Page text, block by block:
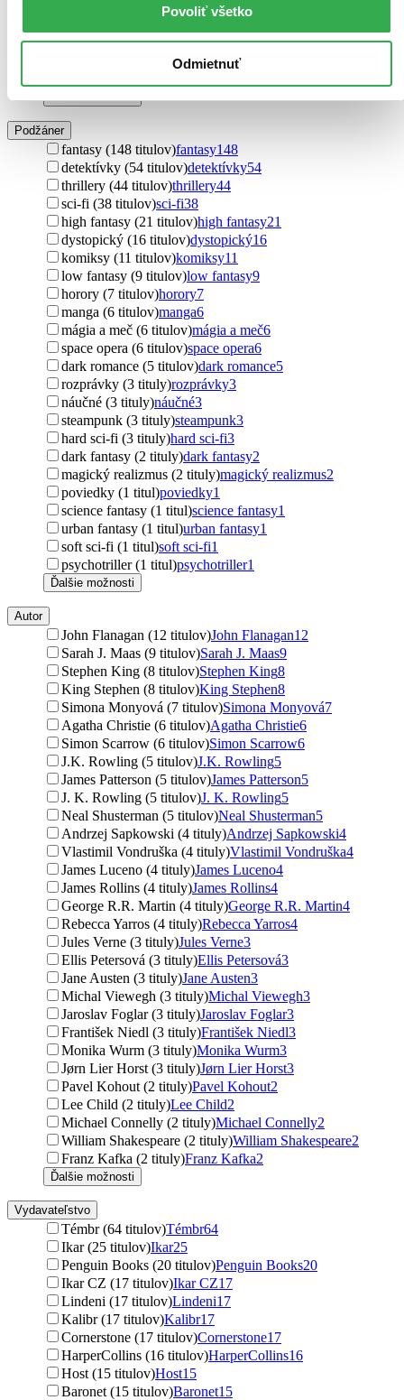
Povoliť všetko
Odmietnuť
mýty5
učebnice (2 tituly)učebnice2
úvahy1
Podžáner
fantasy (148 titulov)fantasy148
detektívky (54 titulov)detektívky54
thrillery (44 titulov)thrillery44
sci-fi (38 titulov)sci-fi38
high fantasy (21 titulov)high fantasy21
dystopický (16 titulov)dystopický16
komiksy (11 titulov)komiksy11
low fantasy (9 titulov)low fantasy9
horory (7 titulov)horory7
manga (6 titulov)manga6
mágia a meč (6 titulov)mágia a meč6
space opera (6 titulov)space opera6
dark romance (5 titulov)dark romance5
rozprávky (3 tituly)rozprávky3
náučné (3 tituly)náučné3
steampunk (3 tituly)steampunk3
hard sci-fi (3 tituly)hard sci-fi3
dark fantasy (2 tituly)dark fantasy2
magický realizmus (2 tituly)magický realizmus2
poviedky (1 titul)poviedky1
science fantasy (1 titul)science fantasy1
urban fantasy (1 titul)urban fantasy1
soft sci-fi (1 titul)soft sci-fi1
psychotriller (1 titul)psychotriller1
Ďalšie možnosti
Autor
John Flanagan (12 titulov)John Flanagan12
Sarah J. Maas (9 titulov)Sarah J. Maas9
Stephen King (8 titulov)Stephen King8
King Stephen (8 titulov)King Stephen8
Simona Monyová (7 titulov)Simona Monyová7
Agatha Christie (6 titulov)Agatha Christie6
Simon Scarrow (6 titulov)Simon Scarrow6
J.K. Rowling (5 titulov)J.K. Rowling5
James Patterson (5 titulov)James Patterson5
J. K. Rowling (5 titulov)J. K. Rowling5
Neal Shusterman (5 titulov)Neal Shusterman5
Andrzej Sapkowski (4 tituly)Andrzej Sapkowski4
Vlastimil Vondruška (4 tituly)Vlastimil Vondruška4
James Luceno (4 tituly)James Luceno4
James Rollins (4 tituly)James Rollins4
George R.R. Martin (4 tituly)George R.R. Martin4
Rebecca Yarros (4 tituly)Rebecca Yarros4
Jules Verne (3 tituly)Jules Verne3
Ellis Petersová (3 tituly)Ellis Petersová3
Jane Austen (3 tituly)Jane Austen3
Michal Viewegh (3 tituly)Michal Viewegh3
Jaroslav Foglar (3 tituly)Jaroslav Foglar3
František Niedl (3 tituly)František Niedl3
Monika Wurm (3 tituly)Monika Wurm3
Jørn Lier Horst (3 tituly)Jørn Lier Horst3
Pavel Kohout (2 tituly)Pavel Kohout2
Lee Child (2 tituly)Lee Child2
Michael Connelly (2 tituly)Michael Connelly2
William Shakespeare (2 tituly)William Shakespeare2
Franz Kafka (2 tituly)Franz Kafka2
Ďalšie možnosti
Vydavateľstvo
Témbr (64 titulov)Témbr64
Ikar (25 titulov)Ikar25
Penguin Books (20 titulov)Penguin Books20
Ikar CZ (17 titulov)Ikar CZ17
Lindeni (17 titulov)Lindeni17
Kalibr (17 titulov)Kalibr17
Cornerstone (17 titulov)Cornerstone17
HarperCollins (16 titulov)HarperCollins16
Host (15 titulov)Host15
Baronet (15 titulov)Baronet15